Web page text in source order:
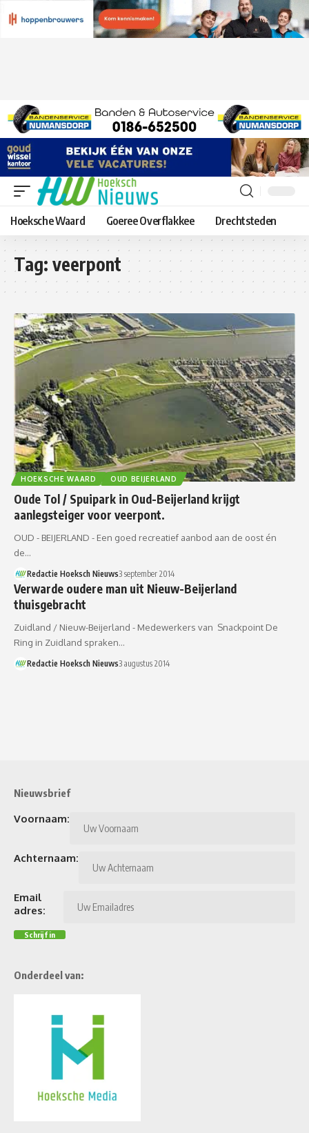
Hoeksche Waard Goeree Overflakkee Drechtsteden
Tag: veerpont
HOEKSCHE WAARD OUD BEIJERLAND
Oude Tol / Spuipark in Oud-Beijerland krijgt
aanlegsteiger voor veerpont.
OUD - BEIJERLAND - Een goed recreatief aanbod aan de oost én
de…
Redactie Hoeksch Nieuws3 september 2014
Verwarde oudere man uit Nieuw-Beijerland
thuisgebracht
Zuidland / Nieuw-Beijerland - Medewerkers van Snackpoint De
Ring in Zuidland spraken…
Redactie Hoeksch Nieuws3 augustus 2014
Nieuwsbrief
Voornaam:
Achternaam:
Email
adres:
Onderdeel van: